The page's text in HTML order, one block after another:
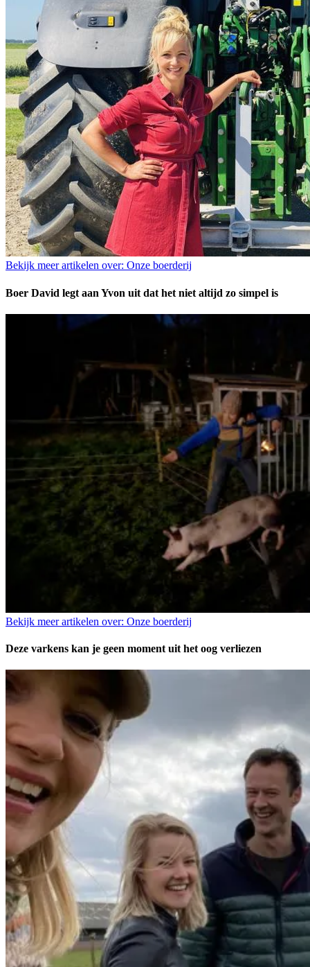
Bekijk meer artikelen over: Onze boerderij
Boer David legt aan Yvon uit dat het niet altijd zo simpel is
Bekijk meer artikelen over: Onze boerderij
Deze varkens kan je geen moment uit het oog verliezen